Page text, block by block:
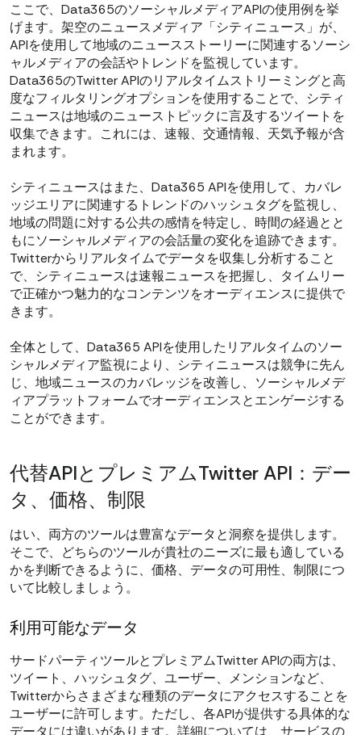
ここで、Data365のソーシャルメディアAPIの使用例を挙
げます。架空のニュースメディア「シティニュース」が、
APIを使用して地域のニュースストーリーに関連するソーシ
ャルメディアの会話やトレンドを監視しています。
Data365のTwitter APIのリアルタイムストリーミングと高
度なフィルタリングオプションを使用することで、シティ
ニュースは地域のニューストピックに言及するツイートを
収集できます。これには、速報、交通情報、天気予報が含
まれます。
シティニュースはまた、Data365 APIを使用して、カバレ
ッジエリアに関連するトレンドのハッシュタグを監視し、
地域の問題に対する公共の感情を特定し、時間の経過とと
もにソーシャルメディアの会話量の変化を追跡できます。
Twitterからリアルタイムでデータを収集し分析すること
で、シティニュースは速報ニュースを把握し、タイムリー
で正確かつ魅力的なコンテンツをオーディエンスに提供で
きます。
全体として、Data365 APIを使用したリアルタイムのソー
シャルメディア監視により、シティニュースは競争に先ん
じ、地域ニュースのカバレッジを改善し、ソーシャルメデ
ィアプラットフォームでオーディエンスとエンゲージする
ことができます。
代替APIとプレミアムTwitter API：デー
タ、価格、制限
はい、両方のツールは豊富なデータと洞察を提供します。
そこで、どちらのツールが貴社のニーズに最も適している
かを判断できるように、価格、データの可用性、制限につ
いて比較しましょう。
利用可能なデータ
サードパーティツールとプレミアムTwitter APIの両方は、
ツイート、ハッシュタグ、ユーザー、メンションなど、
Twitterからさまざまな種類のデータにアクセスすることを
ユーザーに許可します。ただし、各APIが提供する具体的な